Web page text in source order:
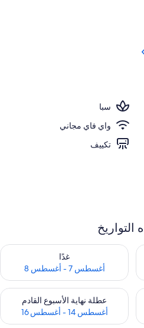
حمّام سباحة خارجي
سبا
واي فاي مجاني
تكييف
6 - أغسطس 7
غدًا
أغسطس 7 - أغسطس 8
تحقق من مدى التوفر لغد للفترة أغسطس
للفترة أغسطس 7 - أغسطس 9
عطلة نهاية الأسبوع القادم
أغسطس 14 - أغسطس 16
تحقق من مدى التوفر لعطلة نهاية